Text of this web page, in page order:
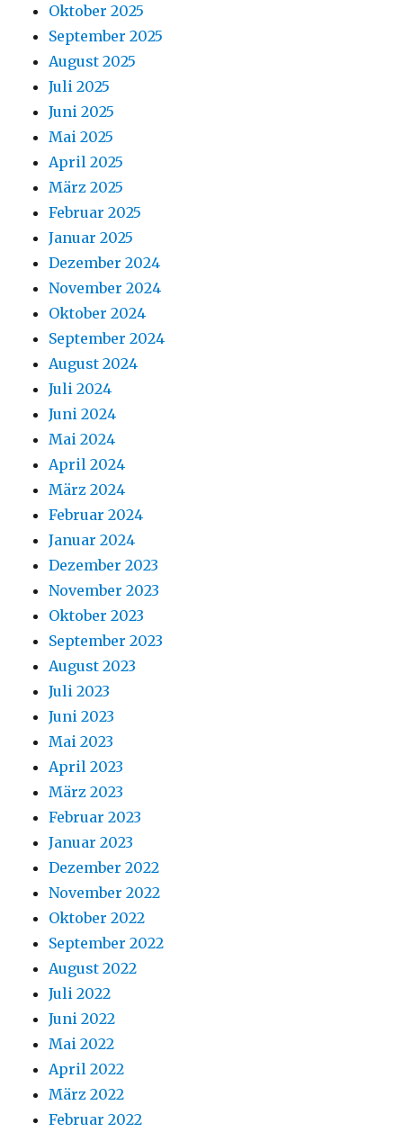
Oktober 2025
September 2025
August 2025
Juli 2025
Juni 2025
Mai 2025
April 2025
März 2025
Februar 2025
Januar 2025
Dezember 2024
November 2024
Oktober 2024
September 2024
August 2024
Juli 2024
Juni 2024
Mai 2024
April 2024
März 2024
Februar 2024
Januar 2024
Dezember 2023
November 2023
Oktober 2023
September 2023
August 2023
Juli 2023
Juni 2023
Mai 2023
April 2023
März 2023
Februar 2023
Januar 2023
Dezember 2022
November 2022
Oktober 2022
September 2022
August 2022
Juli 2022
Juni 2022
Mai 2022
April 2022
März 2022
Februar 2022